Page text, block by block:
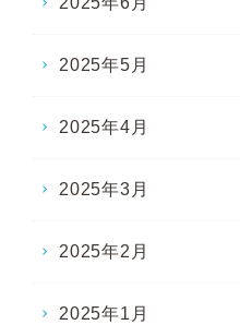
2025年5月
2025年4月
2025年3月
2025年2月
2025年1月